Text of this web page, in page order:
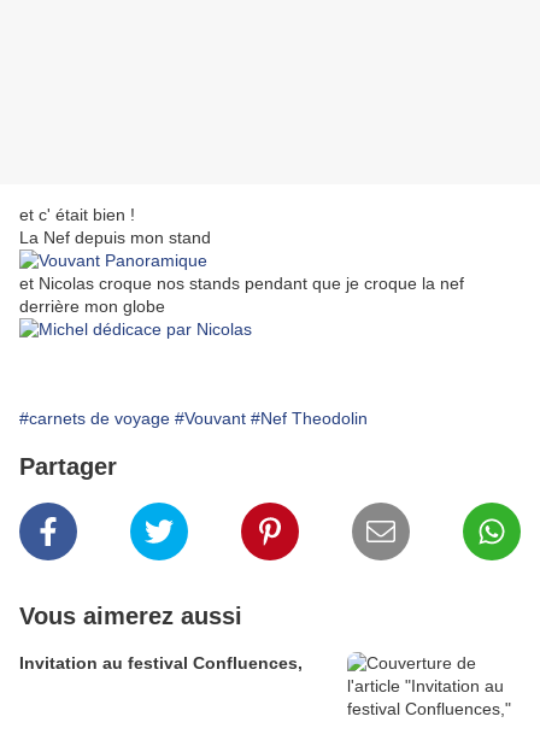
et c' était bien !
La Nef depuis mon stand
et Nicolas croque nos stands pendant que je croque la nef
derrière mon globe
#carnets de voyage #Vouvant #Nef Theodolin
Partager
Vous aimerez aussi
Invitation au festival Confluences,